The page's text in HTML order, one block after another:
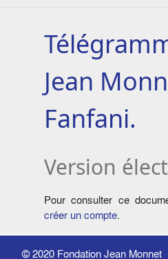
Jean
Fanfani.
Version
Pour consulter ce
créer un compte.
© 2020 Fondation Jean Monnet